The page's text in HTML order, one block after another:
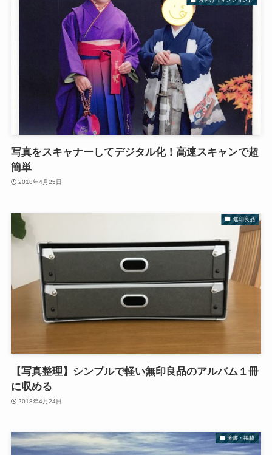
写真をスキャナーしてデジタル化！高速スキャンで超
簡単
2018年4月25日
無印良品
【写真整理】シンプルで軽い無印良品のアルバム１冊
に収める
2018年4月24日
著書・掲載